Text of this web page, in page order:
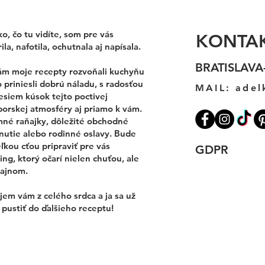
čo tu vidíte, som pre vás
nafotila, ochutnala aj napísala.
moje recepty rozvoňali kuchyňu
priniesli dobrú náladu, s radosťou
kúsok tejto poctivej
atmosféry aj priamo k vám.
raňajky, dôležité obchodné
alebo rodinné oslavy. Bude
cťou pripraviť pre vás
ktorý očarí nielen chuťou, ale
vám z celého srdca a ja sa už
do ďalšieho receptu!
MAIL:
GDPR